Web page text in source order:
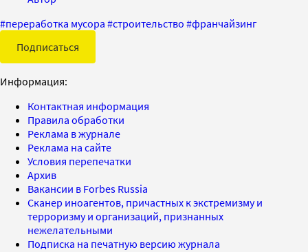
#переработка мусора #строительство #франчайзинг
Подписаться
Информация:
Контактная информация
Правила обработки
Реклама в журнале
Реклама на сайте
Условия перепечатки
Архив
Вакансии в Forbes Russia
Сканер иноагентов, причастных к экстремизму и
терроризму и организаций, признанных
нежелательными
Подписка на печатную версию журнала